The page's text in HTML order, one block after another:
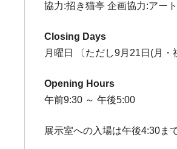
協力:招き猫亭 企画協力:アー
Closing Days
月曜日 〔ただし9月21日(月
Opening Hours
午前9:30 ～ 午後5:00
展示室への入場は午後4:30ま